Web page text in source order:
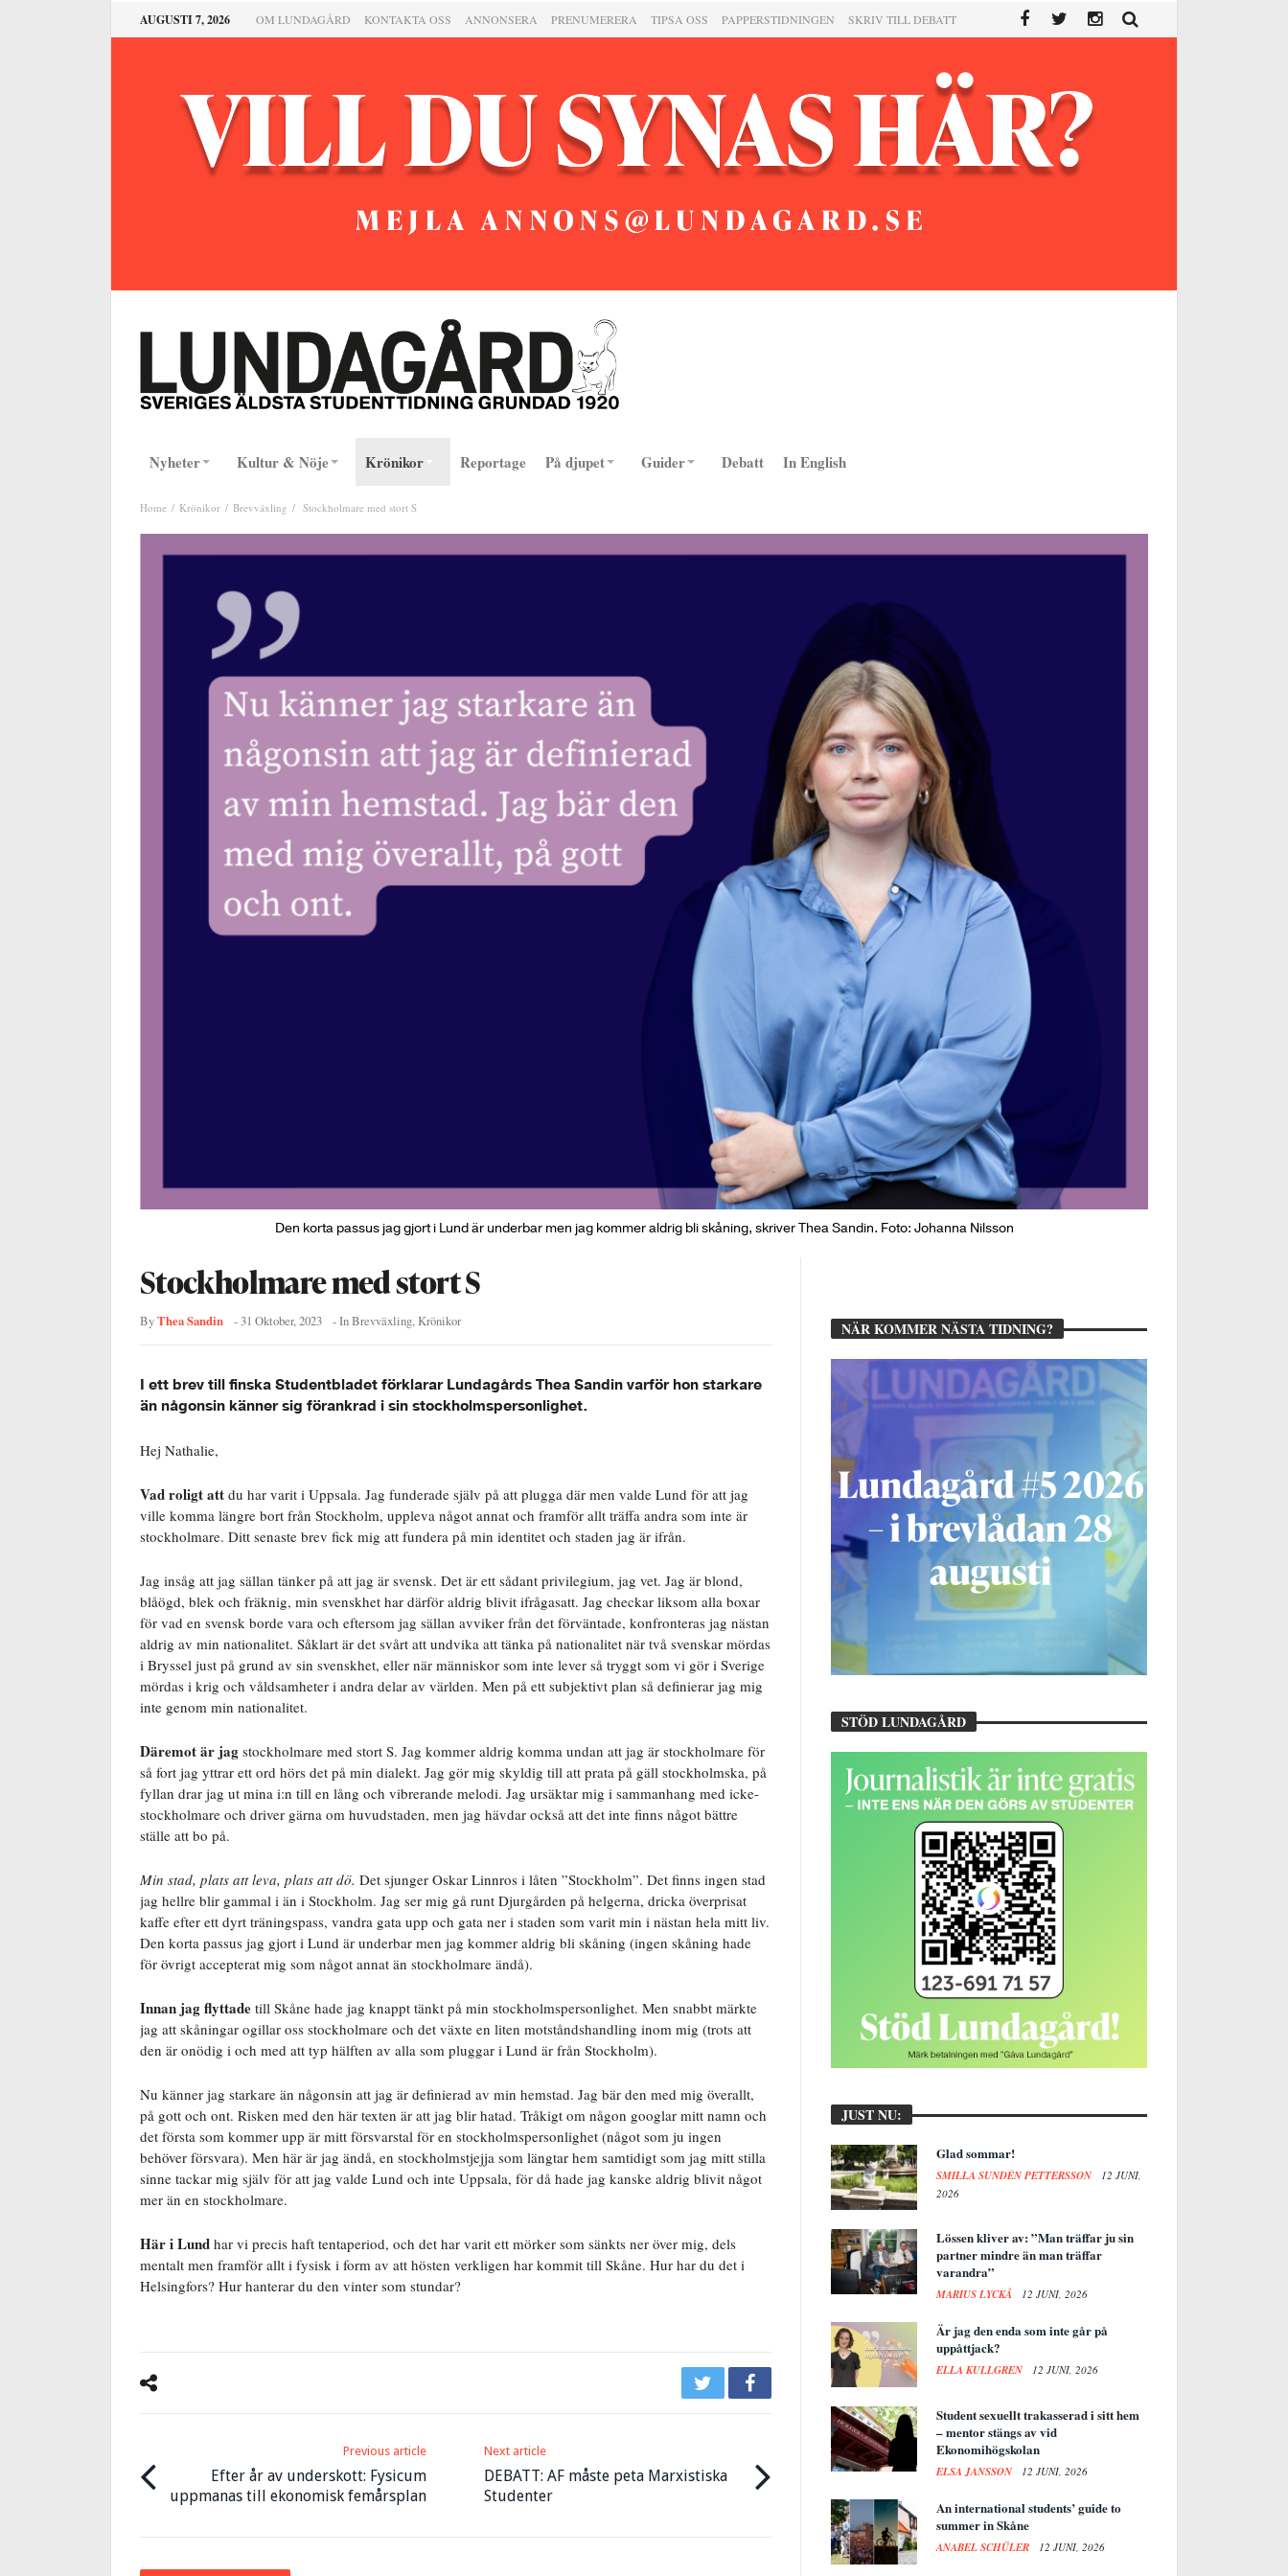
AUGUSTI 7, 2026 OM LUNDAGÅRD KONTAKTA OSS ANNONSERA PRENUMERERA TIPSA OSS PAPPERSTIDNINGEN SKRIV TILL DEBATT
Nyheter Kultur & Nöje Krönikor Reportage På djupet Guider Debatt In English
Home Krönikor Brevväxling Stockholmare med stort S
Den korta passus jag gjort i Lund är underbar men jag kommer aldrig bli skåning, skriver Thea Sandin. Foto: Johanna Nilsson
Stockholmare med stort S
ByThea Sandin -31 Oktober, 2023 - InBrevväxling, Krönikor
I ett brev till finska Studentbladet förklarar Lundagårds Thea Sandin varför hon starkare
än någonsin känner sig förankrad i sin stockholmspersonlighet.
Hej Nathalie,
Vad roligt att du har varit i Uppsala. Jag funderade själv på att plugga där men valde Lund för att jag
ville komma längre bort från Stockholm, uppleva något annat och framför allt träffa andra som inte är
stockholmare. Ditt senaste brev fick mig att fundera på min identitet och staden jag är ifrån.
Jag insåg att jag sällan tänker på att jag är svensk. Det är ett sådant privilegium, jag vet. Jag är blond,
blåögd, blek och fräknig, min svenskhet har därför aldrig blivit ifrågasatt. Jag checkar liksom alla boxar
för vad en svensk borde vara och eftersom jag sällan avviker från det förväntade, konfronteras jag nästan
aldrig av min nationalitet. Såklart är det svårt att undvika att tänka på nationalitet när två svenskar mördas
i Bryssel just på grund av sin svenskhet, eller när människor som inte lever så tryggt som vi gör i Sverige
mördas i krig och våldsamheter i andra delar av världen. Men på ett subjektivt plan så definierar jag mig
inte genom min nationalitet.
Däremot är jag stockholmare med stort S. Jag kommer aldrig komma undan att jag är stockholmare för
så fort jag yttrar ett ord hörs det på min dialekt. Jag gör mig skyldig till att prata på gäll stockholmska, på
fyllan drar jag ut mina i:n till en lång och vibrerande melodi. Jag ursäktar mig i sammanhang med icke-
stockholmare och driver gärna om huvudstaden, men jag hävdar också att det inte finns något bättre
ställe att bo på.
Min stad, plats att leva, plats att dö. Det sjunger Oskar Linnros i låten ”Stockholm”. Det finns ingen stad
jag hellre blir gammal i än i Stockholm. Jag ser mig gå runt Djurgården på helgerna, dricka överprisat
kaffe efter ett dyrt träningspass, vandra gata upp och gata ner i staden som varit min i nästan hela mitt liv.
Den korta passus jag gjort i Lund är underbar men jag kommer aldrig bli skåning (ingen skåning hade
för övrigt accepterat mig som något annat än stockholmare ändå).
Innan jag flyttade till Skåne hade jag knappt tänkt på min stockholmspersonlighet. Men snabbt märkte
jag att skåningar ogillar oss stockholmare och det växte en liten motståndshandling inom mig (trots att
den är onödig i och med att typ hälften av alla som pluggar i Lund är från Stockholm).
Nu känner jag starkare än någonsin att jag är definierad av min hemstad. Jag bär den med mig överallt,
på gott och ont. Risken med den här texten är att jag blir hatad. Tråkigt om någon googlar mitt namn och
det första som kommer upp är mitt försvarstal för en stockholmspersonlighet (något som ju ingen
behöver försvara). Men här är jag ändå, en stockholmstjejja som längtar hem samtidigt som jag mitt stilla
sinne tackar mig själv för att jag valde Lund och inte Uppsala, för då hade jag kanske aldrig blivit något
mer än en stockholmare.
Här i Lund har vi precis haft tentaperiod, och det har varit ett mörker som sänkts ner över mig, dels
mentalt men framför allt i fysisk i form av att hösten verkligen har kommit till Skåne. Hur har du det i
Helsingfors? Hur hanterar du den vinter som stundar?
Previous article
Efter år av underskott: Fysicum
uppmanas till ekonomisk femårsplan
Next article
DEBATT: AF måste peta Marxistiska
Studenter
NÄR KOMMER NÄSTA TIDNING?
STÖD LUNDAGÅRD
JUST NU:
Glad sommar!
SMILLA SUNDÉN PETTERSSON
12 JUNI,
2026
Lössen kliver av: ”Man träffar ju sin
partner mindre än man träffar
varandra”
MARIUS LYCKÅ 12 JUNI, 2026
Är jag den enda som inte går på
uppåttjack?
ELLA KULLGREN 12 JUNI, 2026
Student sexuellt trakasserad i sitt hem
– mentor stängs av vid
Ekonomihögskolan
ELSA JANSSON 12 JUNI, 2026
An international students’ guide to
summer in Skåne
ANABEL SCHÜLER 12 JUNI, 2026